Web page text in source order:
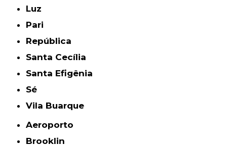
Luz
Pari
República
Santa Cecília
Santa Efigênia
Sé
Vila Buarque
Aeroporto
Brooklin